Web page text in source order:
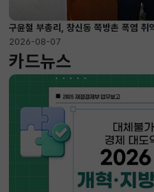
구윤철 부총리, 창신동 쪽방촌 폭염 취
2026-08-07
카드뉴스